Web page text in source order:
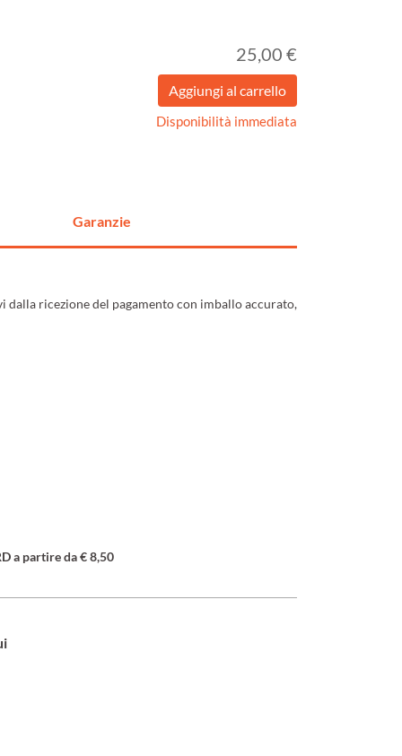
25,00 €
Disponibilità immediata
Garanzie
ricezione del pagamento con imballo accurato,
a partire da € 8,50